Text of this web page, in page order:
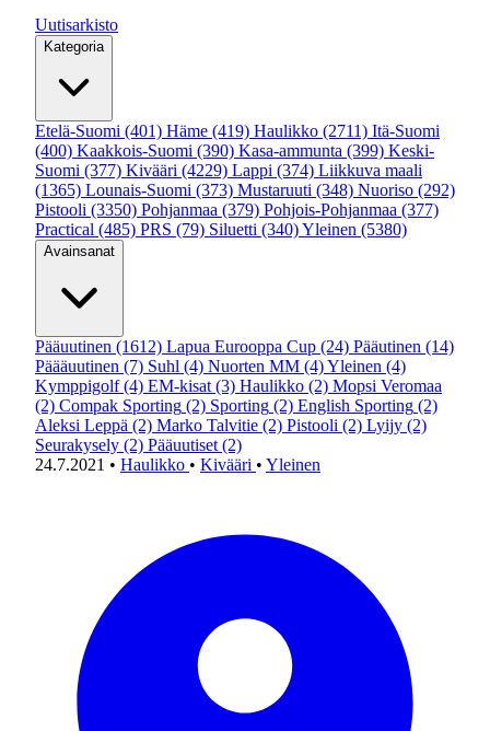
Uutisarkisto
Kategoria
Etelä-Suomi (401) Häme (419) Haulikko (2711) Itä-Suomi
(400) Kaakkois-Suomi (390) Kasa-ammunta (399) Keski-
Suomi (377) Kivääri (4229) Lappi (374) Liikkuva maali
(1365) Lounais-Suomi (373) Mustaruuti (348) Nuoriso (292)
Pistooli (3350) Pohjanmaa (379) Pohjois-Pohjanmaa (377)
Practical (485) PRS (79) Siluetti (340)Yleinen (5380)
Avainsanat
Pääuutinen (1612) Lapua Eurooppa Cup (24) Pääutinen (14)
Päääuutinen (7) Suhl (4) Nuorten MM (4)Yleinen (4)
Kymppigolf (4) EM-kisat (3) Haulikko (2) Mopsi Veromaa
(2) Compak Sporting (2) Sporting (2) English Sporting (2)
Aleksi Leppä (2) Marko Talvitie (2) Pistooli (2) Lyijy (2)
Seurakysely (2) Pääuutiset (2)
24.7.2021 • Haulikko • Kivääri • Yleinen